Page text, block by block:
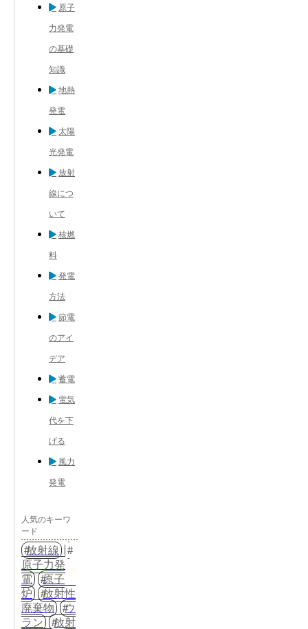
原子
力発電
の基礎
知識
地熱
発電
太陽
光発電
放射
線につ
いて
核燃
料
発電
方法
節電
のアイ
デア
蓄電
電気
代を下
げる
風力
発電
人気のキーワ
ード
放射線
原子力発
電
原子
炉
放射性
廃棄物
ウ
ラン
放射